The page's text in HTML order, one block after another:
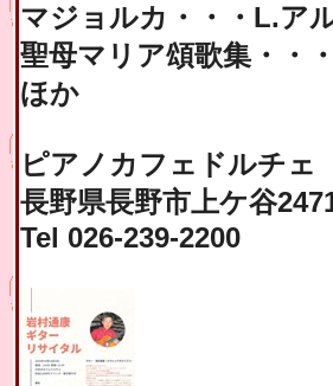
マジョルカ・・・L.ア
聖母マリア頌歌集・・
ほか
ピアノカフェドルチェ
長野県長野市上ケ谷
Tel 026-239-2200